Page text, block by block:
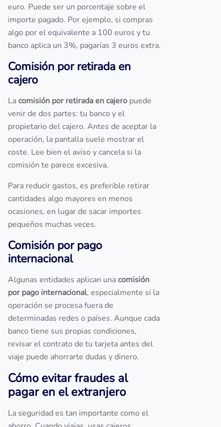
euro. Puede ser un porcentaje sobre el
importe pagado. Por ejemplo, si compras
algo por el equivalente a 100 euros y tu
banco aplica un 3%, pagarías 3 euros extra.
Comisión por retirada en
cajero
Lacomisión por retirada en cajero puede
venir de dos partes: tu banco y el
propietario del cajero. Antes de aceptar la
operación, la pantalla suele mostrar el
coste. Lee bien el aviso y cancela si la
comisión te parece excesiva.
Para reducir gastos, es preferible retirar
cantidades algo mayores en menos
ocasiones, en lugar de sacar importes
pequeños muchas veces.
Comisión por pago
internacional
Algunas entidades aplican unacomisión
por pago internacional, especialmente si la
operación se procesa fuera de
determinadas redes o países. Aunque cada
banco tiene sus propias condiciones,
revisar el contrato de tu tarjeta antes del
viaje puede ahorrarte dudas y dinero.
Cómo evitar fraudes al
pagar en el extranjero
La seguridad es tan importante como el